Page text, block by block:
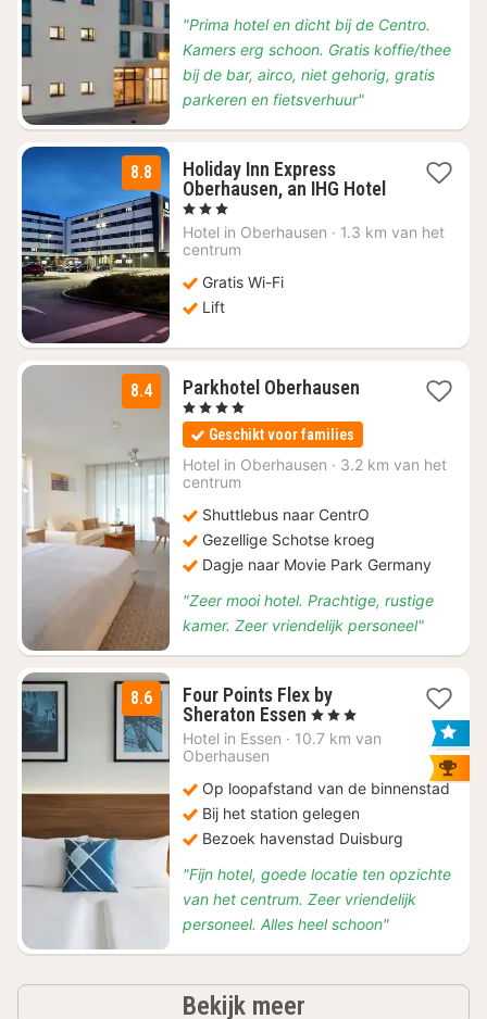
"Prima hotel en dicht bij de Centro.
Kamers erg schoon. Gratis koffie/thee
bij de bar, airco, niet gehorig, gratis
parkeren en fietsverhuur"
8.8
Holiday Inn Express
Oberhausen, an IHG Hotel
1
nacht
vanaf
69,16
, 3 Sterren
Hotel in Oberhausen · 1.3 km van het
centrum
Gratis Wi-Fi
Lift
8.4 Parkhotel Oberhausen1
vanaf
€
99
, 4 Sterren
Geschikt voor families
Hotel in Oberhausen · 3.2 km van het
centrum
Shuttlebus naar CentrO
Gezellige Schotse kroeg
Dagje naar Movie Park Germany
"Zeer mooi hotel. Prachtige, rustige
kamer. Zeer vriendelijk personeel"
8.6
Four Points Flex by
Sheraton Essen 1
nacht
96,60
, 3 Sterren
Hotel in Essen · 10.7 km van
Oberhausen
Op loopafstand van de binnenstad
Bij het station gelegen
Bezoek havenstad Duisburg
"Fijn hotel, goede locatie ten opzichte
van het centrum. Zeer vriendelijk
personeel. Alles heel schoon"
Bekijk meerhotels